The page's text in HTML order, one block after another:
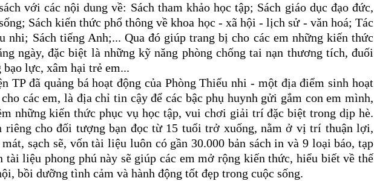
với các nội dung về: Sách tham khảo học tập; Sách giáo dục đạo đức,
Sách kiến thức phổ thông về khoa học - xã hội - lịch sử - văn hoá; Tác
nhi; Sách tiếng Anh;... Qua đó giúp trang bị cho các em những kiến thức
ngày, đặc biệt là những kỹ năng phòng chống tai nạn thương tích, đuối
bạo lực, xâm hại trẻ em...
TP đã quảng bá hoạt động của Phòng Thiếu nhi - một địa điểm sinh hoạt
các em, là địa chỉ tin cậy để các bậc phụ huynh gửi gắm con em mình,
những kiến thức phục vụ học tập, vui chơi giải trí đặc biệt trong dịp hè.
riêng cho đối tượng bạn đọc từ 15 tuổi trở xuống, nằm ở vị trí thuận lợi,
sạch sẽ, vốn tài liệu luôn có gần 30.000 bản sách in và 9 loại báo, tạp
liệu phong phú này sẽ giúp các em mở rộng kiến thức, hiểu biết về thế
bồi dưỡng tình cảm và hành động tốt đẹp trong cuộc sống.